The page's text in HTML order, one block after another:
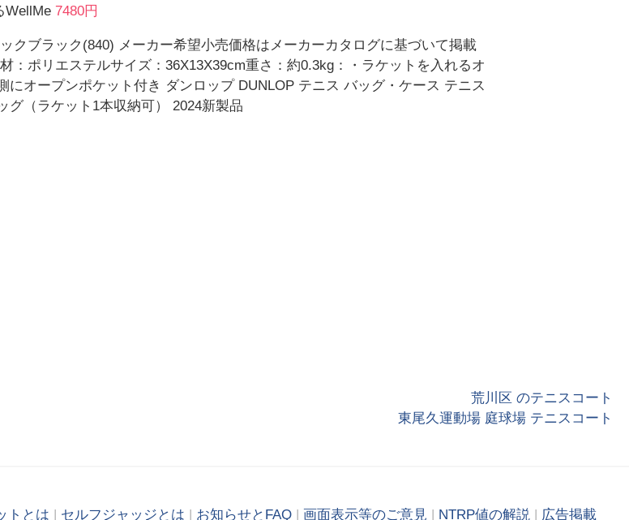
WellMe 7480円
クブラック(840) メーカー希望小売価格はメーカーカタログに基づいて掲載
：ポリエステルサイズ：36X13X39cm重さ：約0.3kg：・ラケットを入れるオ
にオープンポケット付き ダンロップ DUNLOP テニス バッグ・ケース テニス
グ（ラケット1本収納可） 2024新製品
荒川区 のテニスコート
東尾久運動場 庭球場 テニスコート
トとは セルフジャッジとは お知らせとFAQ 画面表示等のご意見 NTRP値の解説 広告掲載